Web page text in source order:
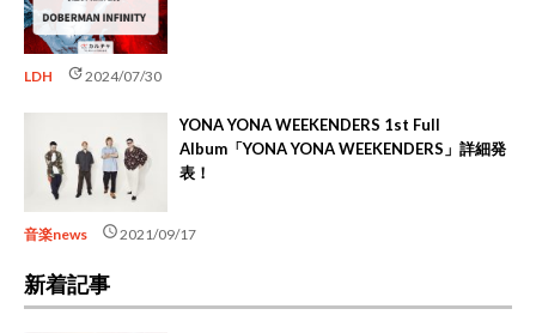
LDH update2024/07/30
YONA YONA WEEKENDERS 1st Full
Album「YONA YONA WEEKENDERS」詳細発
表！
音楽news schedule2021/09/17
新着記事